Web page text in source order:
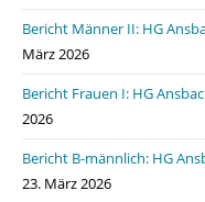
Bericht Männer II: HG
März 2026
Bericht Frauen I: HG
2026
Bericht B-männlich: HG
23. März 2026